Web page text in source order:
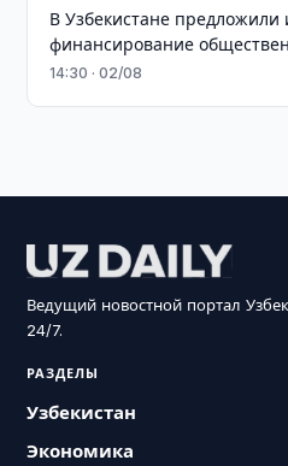
В Узбекистане предложили
финансирование
14:30 · 02/08
Ведущий новостной портал
24/7.
РАЗДЕЛЫ
Узбекистан
Экономика